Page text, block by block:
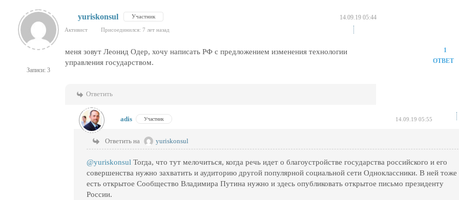
Записи: 3
yuriskonsul Участник 14.09.19 05:44
Активист Присоединился: 7 лет назад
меня зовут Леонид Одер, хочу написать РФ с предложением изменения технологии
управления государством.
Ответить
1
ОТВЕТ
adis Участник 14.09.19 05:55
Ответить на yuriskonsul
@yuriskonsul Тогда, что тут мелочиться, когда речь идет о благоустройстве государства российского и его
совершенства нужно захватить и аудиторию другой популярной социальной сети Одноклассники. В ней тоже
есть открытое Сообщество Владимира Путина нужно и здесь опубликовать открытое письмо президенту
России.